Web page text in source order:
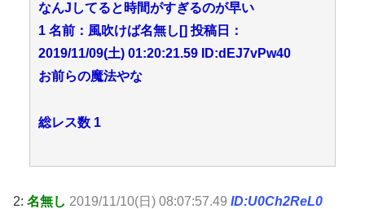
なんJしてると時間がすぎるのが早い
1 名前：風吹けば名無し[] 投稿日：
2019/11/09(土) 01:20:21.59 ID:dEJ7vPw40
お前らの魔法やな
総レス数 1
2: 名無し 2019/11/10(日) 08:07:57.49 ID:U0Ch2ReL0